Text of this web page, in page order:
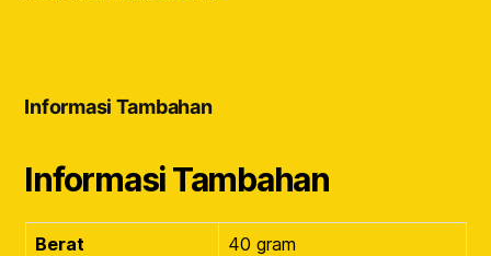
Informasi Tambahan
Informasi Tambahan
Berat 40 gram